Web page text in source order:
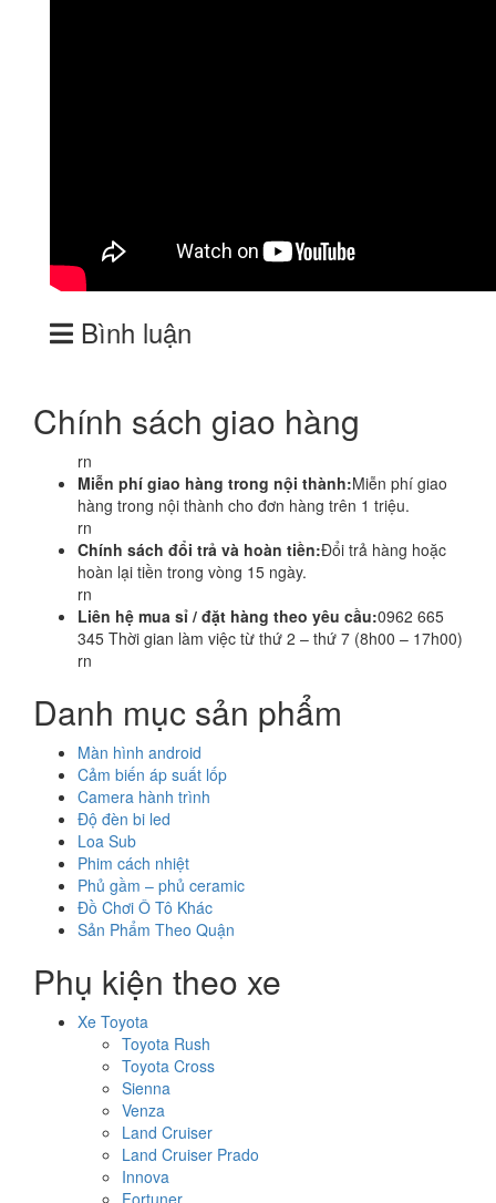
Bình luận
Chính sách giao hàng
rn
Miễn phí giao hàng trong nội thành:Miễn phí giao
hàng trong nội thành cho đơn hàng trên 1 triệu.
rn
Chính sách đổi trả và hoàn tiền:Đổi trả hàng hoặc
hoàn lại tiền trong vòng 15 ngày.
rn
Liên hệ mua sỉ / đặt hàng theo yêu cầu:0962 665
345 Thời gian làm việc từ thứ 2 – thứ 7 (8h00 – 17h00)
rn
Danh mục sản phẩm
Màn hình android
Cảm biến áp suất lốp
Camera hành trình
Độ đèn bi led
Loa Sub
Phim cách nhiệt
Phủ gầm – phủ ceramic
Đồ Chơi Ô Tô Khác
Sản Phẩm Theo Quận
Phụ kiện theo xe
Xe Toyota
Toyota Rush
Toyota Cross
Sienna
Venza
Land Cruiser
Land Cruiser Prado
Innova